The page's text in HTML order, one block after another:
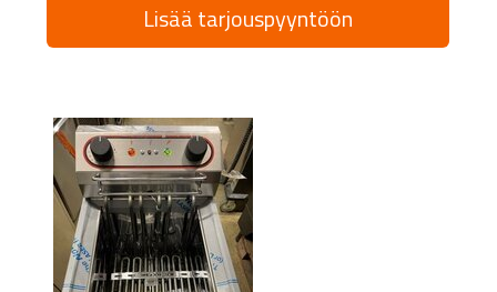
Lisää tarjouspyyntöön